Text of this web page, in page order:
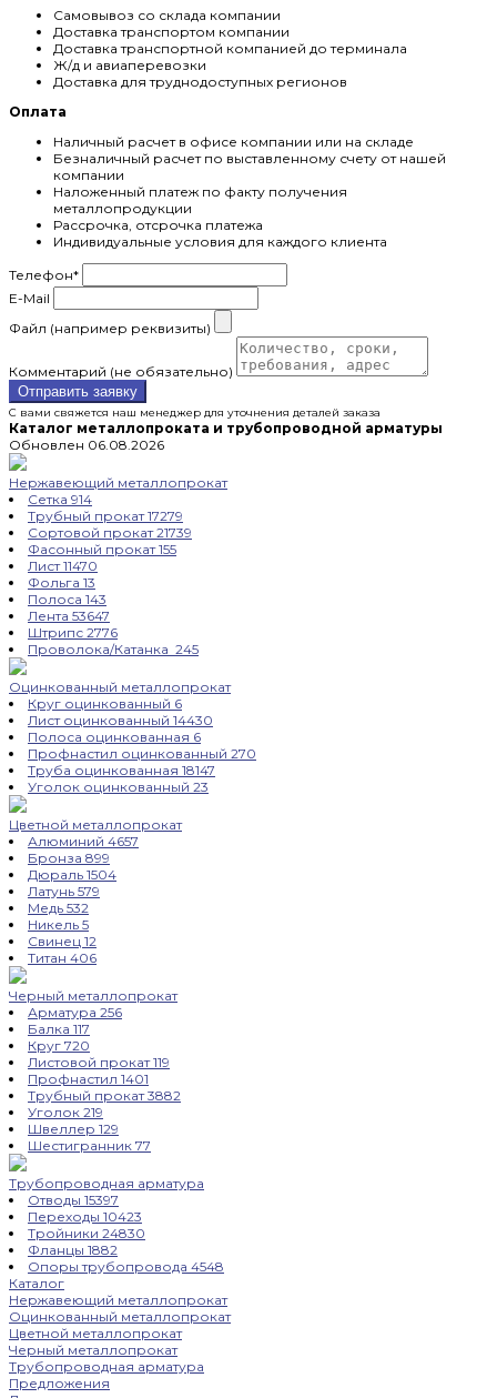
Самовывоз со склада компании
Доставка транспортом компании
Доставка транспортной компанией до терминала
Ж/д и авиаперевозки
Доставка для труднодоступных регионов
Оплата
Наличный расчет в офисе компании или на складе
Безналичный расчет по выставленному счету от нашей
компании
Наложенный платеж по факту получения
металлопродукции
Рассрочка, отсрочка платежа
Индивидуальные условия для каждого клиента
Телефон*
E-Mail
Файл (например реквизиты)
Комментарий (не обязательно)
Отправить заявку
С вами свяжется наш менеджер для уточнения деталей заказа
Каталог металлопроката и трубопроводной арматуры
Обновлен 06.08.2026
Нержавеющий металлопрокат
Сетка 914
Трубный прокат17279
Сортовой прокат21739
Фасонный прокат155
Лист11470
Фольга 13
Полоса 143
Лента 53647
Штрипс 2776
Проволока/Катанка 245
Оцинкованный металлопрокат
Круг оцинкованный 6
Лист оцинкованный 14430
Полоса оцинкованная 6
Профнастил оцинкованный 270
Труба оцинкованная 18147
Уголок оцинкованный 23
Цветной металлопрокат
Алюминий 4657
Бронза 899
Дюраль 1504
Латунь 579
Медь 532
Никель 5
Свинец 12
Титан 406
Черный металлопрокат
Арматура 256
Балка 117
Круг 720
Листовой прокат119
Профнастил 1401
Трубный прокат3882
Уголок 219
Швеллер 129
Шестигранник 77
Трубопроводная арматура
Отводы 15397
Переходы 10423
Тройники 24830
Фланцы 1882
Опоры трубопровода 4548
Каталог
Нержавеющий металлопрокат
Оцинкованный металлопрокат
Цветной металлопрокат
Черный металлопрокат
Трубопроводная арматура
Предложения